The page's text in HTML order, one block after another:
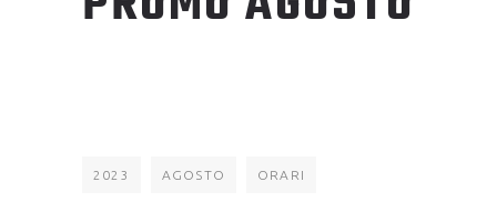
2023 AGOSTO ORARI